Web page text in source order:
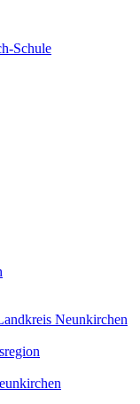
Schule
Neunkirchen